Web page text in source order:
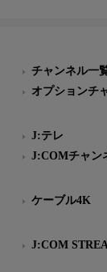
チャンネル一
オプションチ
J:テレ
J:COMチャン
ケーブル4K
J:COM